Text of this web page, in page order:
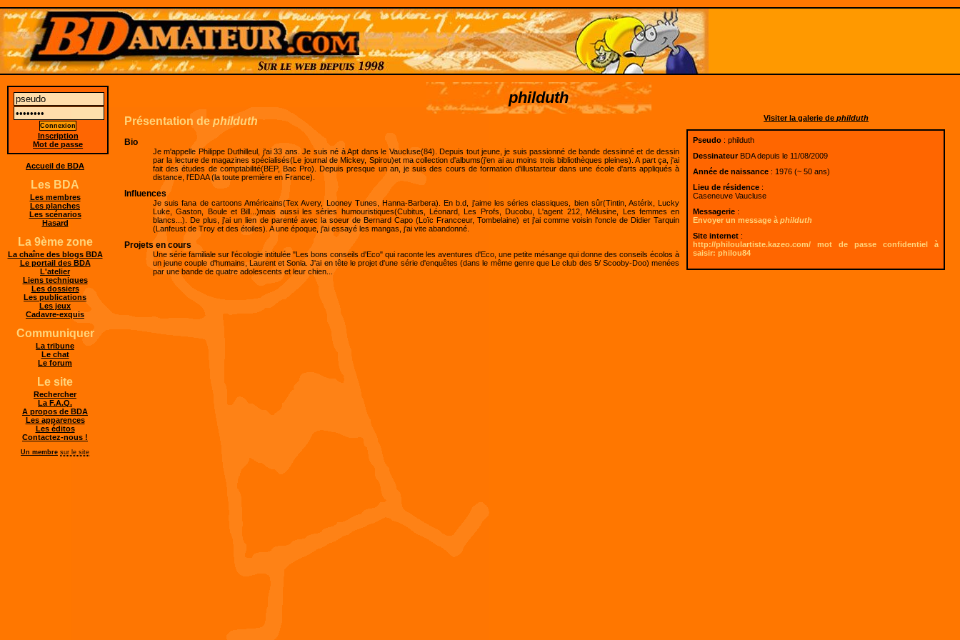
philduth
Visiter la galerie dephilduth
Pseudo: philduth
DessinateurBDA depuis le 11/08/2009
Année de naissance: 1976 (~ 50 ans)
Lieu de résidence:
Caseneuve Vaucluse
Messagerie:
Envoyer un message à philduth
Site internet:
http://philoulartiste.kazeo.com/ mot de passe confidentiel à
saisir: philou84
Présentation de philduth
Bio
Je m'appelle Philippe Duthilleul, j'ai 33 ans. Je suis né à Apt dans le Vaucluse(84). Depuis tout jeune, je suis passionné de bande dessinné et de dessin
par la lecture de magazines spécialisés(Le journal de Mickey, Spirou)et ma collection d'albums(j'en ai au moins trois bibliothèques pleines). A part ça, j'ai
fait des études de comptabilité(BEP, Bac Pro). Depuis presque un an, je suis des cours de formation d'illustarteur dans une école d'arts appliqués à
distance, l'EDAA (la toute première en France).
Influences
Je suis fana de cartoons Américains(Tex Avery, Looney Tunes, Hanna-Barbera). En b.d, j'aime les séries classiques, bien sûr(Tintin, Astérix, Lucky
Luke, Gaston, Boule et Bill...)mais aussi les séries humouristiques(Cubitus, Léonard, Les Profs, Ducobu, L'agent 212, Mélusine, Les femmes en
blancs...). De plus, j'ai un lien de parenté avec la soeur de Bernard Capo (Loïc Francceur, Tombelaine) et j'ai comme voisin l'oncle de Didier Tarquin
(Lanfeust de Troy et des étoiles). A une époque, j'ai essayé les mangas, j'ai vite abandonné.
Projets en cours
Une série familiale sur l'écologie intitulée "Les bons conseils d'Eco" qui raconte les aventures d'Eco, une petite mésange qui donne des conseils écolos à
un jeune couple d'humains, Laurent et Sonia. J'ai en tête le projet d'une série d'enquêtes (dans le même genre que Le club des 5/ Scooby-Doo) menées
par une bande de quatre adolescents et leur chien...
Inscription
Mot de passe
Accueil de BDA
Les BDA
Les membres
Les planches
Les scénarios
Hasard
La 9ème zone
La chaîne des blogs BDA
Le portail des BDA
L'atelier
Liens techniques
Les dossiers
Les publications
Les jeux
Cadavre-exquis
Communiquer
La tribune
Le chat
Le forum
Le site
Rechercher
La F.A.Q.
A propos de BDA
Les apparences
Les éditos
Contactez-nous !
Un membre sur le site